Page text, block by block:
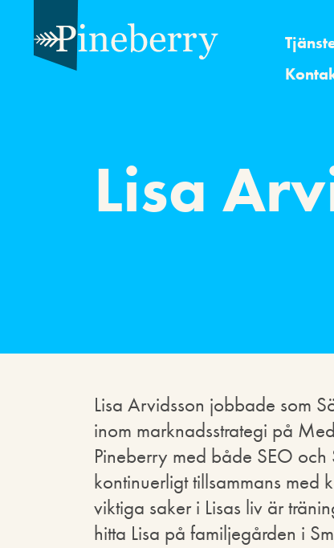
Lisa
Lisa Arvidsson jobbade som
inom marknadsstrategi på
Pineberry med både SEO
kontinuerligt tillsammans med
viktiga saker i Lisas liv är
hitta Lisa på familjegården i